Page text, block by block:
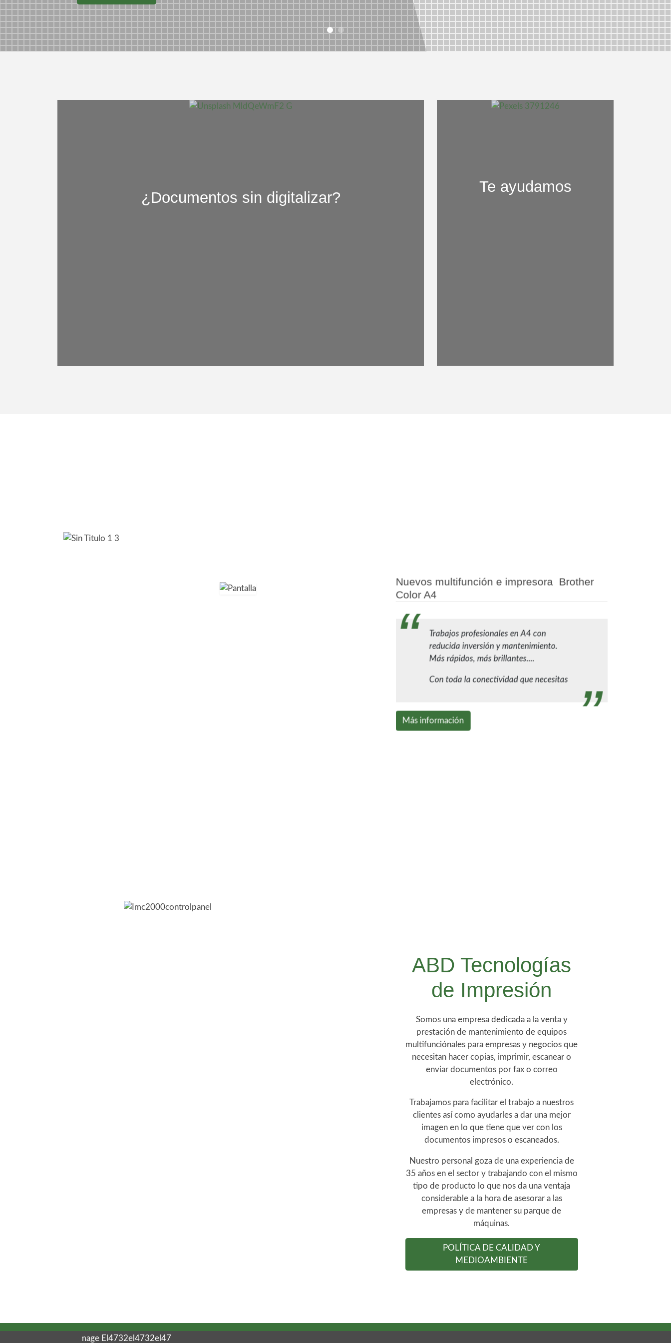
¿Documentos sin digitalizar?
Te ayudamos
Nuevos multifunción e impresora Brother
Color A4
Trabajos profesionales en A4 con
reducida inversión y mantenimiento.
Más rápidos, más brillantes....
Con toda la conectividad que necesitas
Más información
ABD Tecnologías
de Impresión
Somos una empresa dedicada a la venta y
prestación de mantenimiento de equipos
multifunciónales para empresas y negocios que
necesitan hacer copias, imprimir, escanear o
enviar documentos por fax o correo
electrónico.
Trabajamos para facilitar el trabajo a nuestros
clientes así como ayudarles a dar una mejor
imagen en lo que tiene que ver con los
documentos impresos o escaneados.
Nuestro personal goza de una experiencia de
35 años en el sector y trabajando con el mismo
tipo de producto lo que nos da una ventaja
considerable a la hora de asesorar a las
empresas y de mantener su parque de
máquinas.
POLÍTICA DE CALIDAD Y
MEDIOAMBIENTE